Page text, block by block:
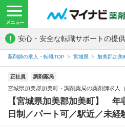
! 安心・安全な転職サポートの提供
薬剤師の求人・転職TOP 宮城県 加美郡加美
正社員 調剤薬局
宮城県加美郡加美町・調剤薬局の薬剤師求人
【宮城県加美郡加美町】 年
日制／パート可／駅近／未経